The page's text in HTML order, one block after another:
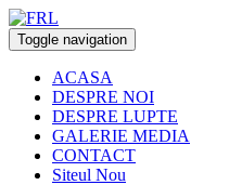
Toggle navigation
ACASA
DESPRE NOI
DESPRE LUPTE
GALERIE MEDIA
CONTACT
Siteul Nou